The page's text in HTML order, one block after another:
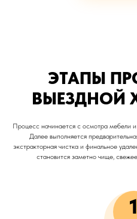
ЭТАПЫ
ВЫЕЗДНОЙ
Процесс начинается с осмотра мебели
Далее выполняется
экстракторная чистка и финальное
становится заметно чище,
1